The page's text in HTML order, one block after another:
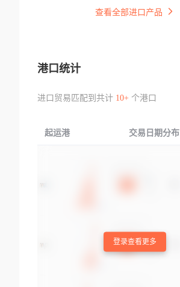
查看全部进口产品
港口统计
进口贸易匹配到共计 10+个港口
起运港 交易日期分布
登录查看更多